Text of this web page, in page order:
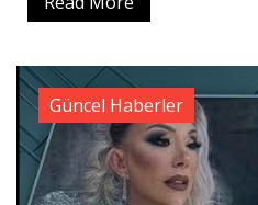
Güncel Haberler